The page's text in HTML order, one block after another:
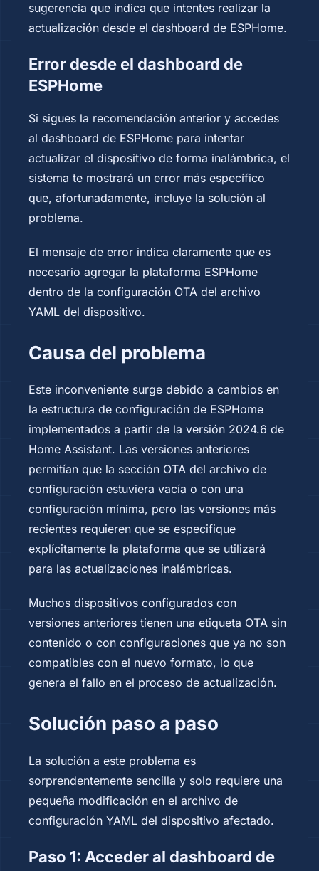
sugerencia que indica que intentes realizar la
actualización desde el dashboard de ESPHome.
Error desde el dashboard de
ESPHome
Si sigues la recomendación anterior y accedes
al dashboard de ESPHome para intentar
actualizar el dispositivo de forma inalámbrica, el
sistema te mostrará un error más específico
que, afortunadamente, incluye la solución al
problema.
El mensaje de error indica claramente que es
necesario agregar la plataforma ESPHome
dentro de la configuración OTA del archivo
YAML del dispositivo.
Causa del problema
Este inconveniente surge debido a cambios en
la estructura de configuración de ESPHome
implementados a partir de la versión 2024.6 de
Home Assistant. Las versiones anteriores
permitían que la sección OTA del archivo de
configuración estuviera vacía o con una
configuración mínima, pero las versiones más
recientes requieren que se especifique
explícitamente la plataforma que se utilizará
para las actualizaciones inalámbricas.
Muchos dispositivos configurados con
versiones anteriores tienen una etiqueta OTA sin
contenido o con configuraciones que ya no son
compatibles con el nuevo formato, lo que
genera el fallo en el proceso de actualización.
Solución paso a paso
La solución a este problema es
sorprendentemente sencilla y solo requiere una
pequeña modificación en el archivo de
configuración YAML del dispositivo afectado.
Paso 1: Acceder al dashboard de